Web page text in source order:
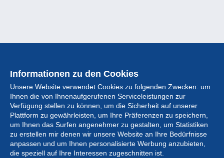
Informationen zu den Cookies
Unsere Website verwendet Cookies zu folgenden Zwecken: um
Ihnen die von Ihnenaufgerufenen Serviceleistungen zur
Verfügung stellen zu können, um die Sicherheit auf unserer
Plattform zu gewährleisten, um Ihre Präferenzen zu speichern,
um Ihnen das Surfen angenehmer zu gestalten, um Statistiken
zu erstellen mir denen wir unsere Website an Ihre Bedürfnisse
anpassen und um Ihnen personalisierte Werbung anzubieten,
die speziell auf Ihre Interessen zugeschnitten ist.
Sammlung